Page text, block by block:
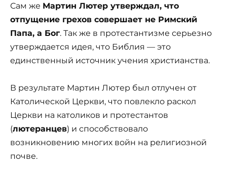
Сам же Мартин Лютер утверждал, что
отпущение грехов совершает не Римский
Папа, а Бог. Так же в протестантизме серьезно
утверждается идея, что Библия — это
единственный источник учения христианства.
В результате Мартин Лютер был отлучен от
Католической Церкви, что повлекло раскол
Церкви на католиков и протестантов
(лютеранцев) и способствовало
возникновению многих войн на религиозной
почве.